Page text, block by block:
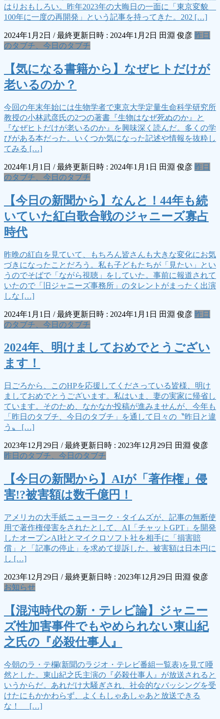
はりおもしろい。昨年2023年の大晦日の一面に「東京変貌
100年に一度の再開発」という記事を持ってきた。202 […]
2024年1月2日 / 最終更新日時 : 2024年1月2日 田淵 俊彦 昨日
のタブチ、今日のタブチ
【気になる書籍から】なぜヒトだけが
老いるのか？
今回の年末年始には生物学者で東京大学定量生命科学研究所
教授の小林武彦氏の2つの著書『生物はなぜ死ぬのか』と
『なぜヒトだけが老いるのか』を興味深く読んだ。多くの学
びがある本だった。いくつか気になった記述や情報を抜粋し
てみる […]
2024年1月1日 / 最終更新日時 : 2024年1月1日 田淵 俊彦 昨日
のタブチ、今日のタブチ
【今日の新聞から】なんと！44年も続
いていた紅白歌合戦のジャニーズ寡占
時代
昨晩の紅白を見ていて、もちろん皆さんも大きな変化にお気
づきになったことだろう。私も子どもたちが「見たい」とい
うのでそばで「ながら視聴」をしていた。事前に報道されて
いたので「旧ジャニーズ事務所」のタレントがまったく出演
しな […]
2024年1月1日 / 最終更新日時 : 2024年1月1日 田淵 俊彦 昨日
のタブチ、今日のタブチ
2024年、明けましておめでとうござい
ます！
日ごろから、このHPを応援してくださっている皆様、明け
ましておめでとうございます。私はいま、妻の実家に帰省し
ています。そのため、なかなか投稿が進みませんが、今年も
「昨日のタブチ、今日のタブチ」を通して日々の〝昨日と違
う〟 […]
2023年12月29日 / 最終更新日時 : 2023年12月29日 田淵 俊彦
昨日のタブチ、今日のタブチ
【今日の新聞から】AIが「著作権」侵
害!?被害額は数千億円！
アメリカの大手紙ニューヨーク・タイムズが、記事の無断使
用で著作権侵害をされたとして、AI「チャットGPT」を開発
したオープンAI社とマイクロソフト社を相手に「損害賠
償」と「記事の停止」を求めて提訴した。被害額は日本円に
し […]
2023年12月29日 / 最終更新日時 : 2023年12月29日 田淵 俊彦
お知らせ
【混沌時代の新・テレビ論】ジャニー
ズ性加害事件でもやめられない東山紀
之氏の『必殺仕事人』
今朝のラ・テ欄(新聞のラジオ・テレビ番組一覧表)を見て唖
然とした。東山紀之氏主演の『必殺仕事人』が放送されると
いうからだ。あれだけ大騒ぎされ、社会的なバッシングを受
けたにもかかわらず、よくもしゃあしゃあと放送できる
な！ […]